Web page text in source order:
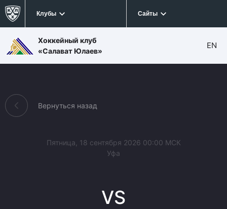
Клубы Сайты
Хоккейный клуб
«Салават Юлаев»
EN
Вернуться назад
Пятница, 18 сентября 2026 00:00 МСК
Уфа
VS